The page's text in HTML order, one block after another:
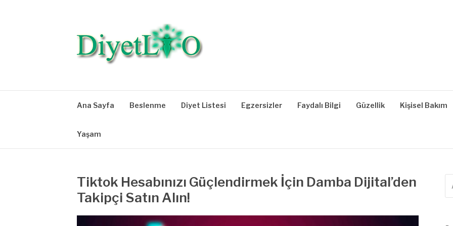
Ana Sayfa Beslenme Diyet Listesi Egzersizler Faydalı Bilgi Güzellik Kişisel Bakım
Yaşam
Tiktok Hesabınızı Güçlendirmek İçin Damba Dijital’den
Takipçi Satın Alın!